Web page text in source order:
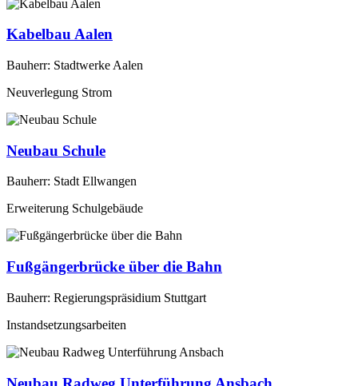
Kabelbau Aalen
Bauherr: Stadtwerke Aalen
Neuverlegung Strom
Neubau Schule
Bauherr: Stadt Ellwangen
Erweiterung Schulgebäude
Fußgängerbrücke über die Bahn
Bauherr: Regierungspräsidium Stuttgart
Instandsetzungsarbeiten